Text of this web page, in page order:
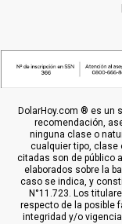
DolarHoy.com ® es un
recomendación,
ninguna clase o
cualquier tipo, clase
citadas son de público
elaborados sobre la
caso se indica, y
N°11.723. Los
respecto de la posible
integridad y/o